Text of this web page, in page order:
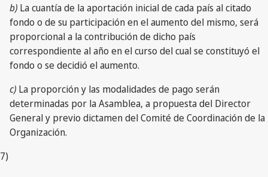
b) La cuantía de la aportación inicial de cada país al citado
fondo o de su participación en el aumento del mismo, será
proporcional a la contribución de dicho país
correspondiente al año en el curso del cual se constituyó el
fondo o se decidió el aumento.
c) La proporción y las modalidades de pago serán
determinadas por la Asamblea, a propuesta del Director
General y previo dictamen del Comité de Coordinación de la
Organización.
7)